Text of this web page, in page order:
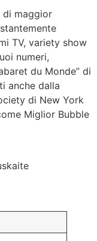
di maggior
TV, variety show
numeri,
du Monde” di
anche dalla
di New York
Miglior Bubble